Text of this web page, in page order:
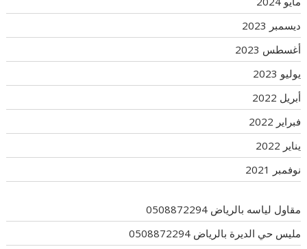
ديسمبر 2023
أغسطس 2023
يوليو 2023
أبريل 2022
فبراير 2022
يناير 2022
نوفمبر 2021
مقاول لياسه بالرياض 0508872294
مليس حي الديرة بالرياض 0508872294